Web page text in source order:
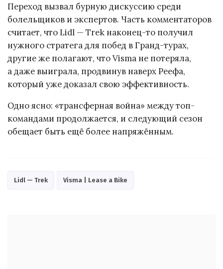
Переход вызвал бурную дискуссию среди
болельщиков и экспертов. Часть комментаторов
считает, что Lidl — Trek наконец-то получил
нужного стратега для побед в Гранд-турах,
другие же полагают, что Visma не потеряла,
а даже выиграла, продвинув наверх Реефа,
который уже доказал свою эффективность.
Одно ясно: «трансферная война» между топ-
командами продолжается, и следующий сезон
обещает быть ещё более напряжённым.
Lidl — Trek Visma | Lease a Bike